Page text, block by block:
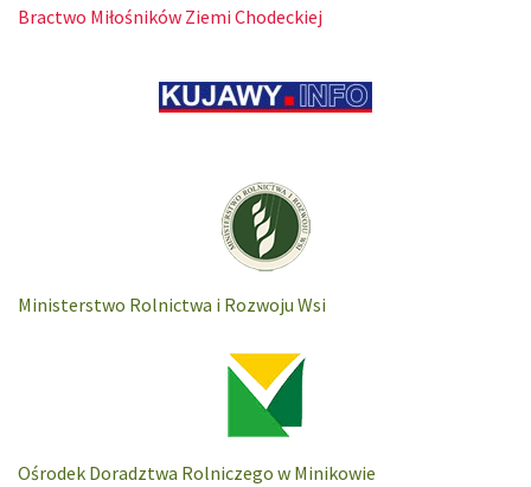
Bractwo Miłośników Ziemi Chodeckiej
Ministerstwo Rolnictwa i Rozwoju Wsi
Ośrodek Doradztwa Rolniczego w Minikowie